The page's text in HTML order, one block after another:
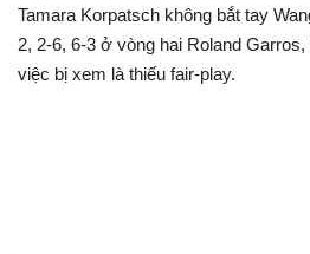
CÔNG NGHỆ
Tamara Korpatsch không bắt tay
2, 2-6, 6-3 ở vòng hai Roland
việc bị xem là thiếu fair-play.